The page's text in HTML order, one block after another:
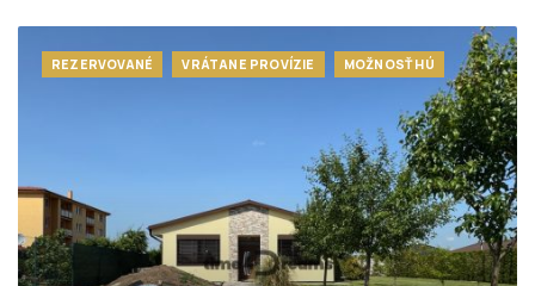
REZERVOVANÉ VRÁTANE PROVÍZIE MOŽNOSŤ HÚ